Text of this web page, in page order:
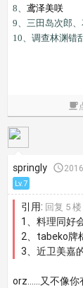
8、 鸢泽美咲
9、三田岛次郎
10、调查林渊错

springly 
Lv.7
引用: 回复 5
1、料理同好
2、tabeko牌
3、近卫美嘉
orz……又不像你